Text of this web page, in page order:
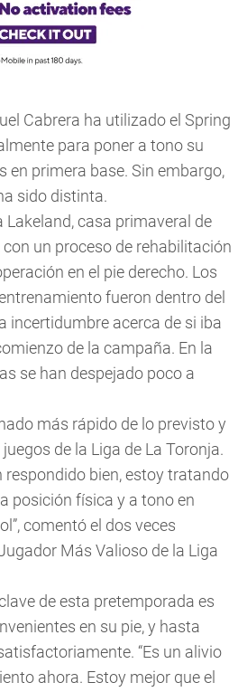
Cabrera ha utilizado el Spring
para poner a tono su
en primera base. Sin embargo,
sido distinta.
Lakeland, casa primaveral de
con un proceso de rehabilitación
en el pie derecho. Los
fueron dentro del
incertidumbre acerca de si iba
de la campaña. En la
se han despejado poco a
más rápido de lo previsto y
de la Liga de La Toronja.
respondido bien, estoy tratando
posición física y a tono en
comentó el dos veces
Más Valioso de la Liga
de esta pretemporada es
en su pie, y hasta
“Es un alivio
ahora. Estoy mejor que el